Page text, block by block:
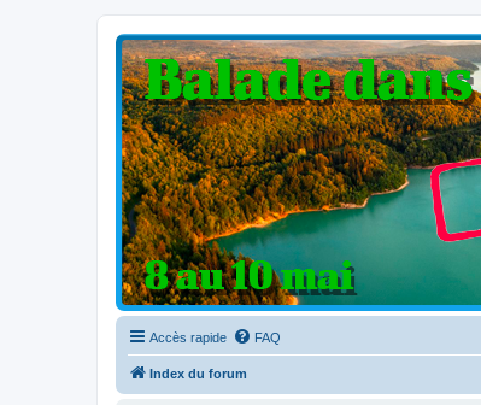
Clio V6 Passion
Le site français des passionnés de Clio V6
Accès rapide FAQ
Index du forum